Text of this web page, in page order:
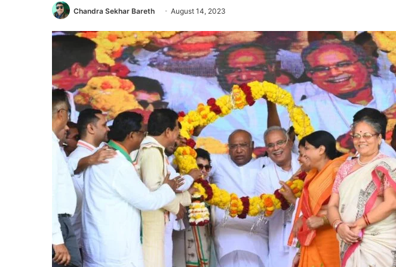
Chandra Sekhar Bareth August 14, 2023